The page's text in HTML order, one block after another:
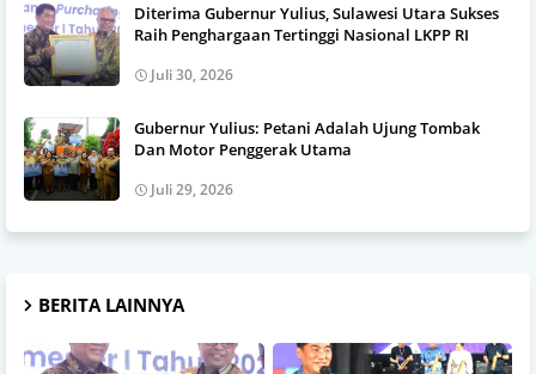
Diterima Gubernur Yulius, Sulawesi Utara Sukses
Raih Penghargaan Tertinggi Nasional LKPP RI
Juli 30, 2026
Gubernur Yulius: Petani Adalah Ujung Tombak
Dan Motor Penggerak Utama
Juli 29, 2026
BERITA LAINNYA